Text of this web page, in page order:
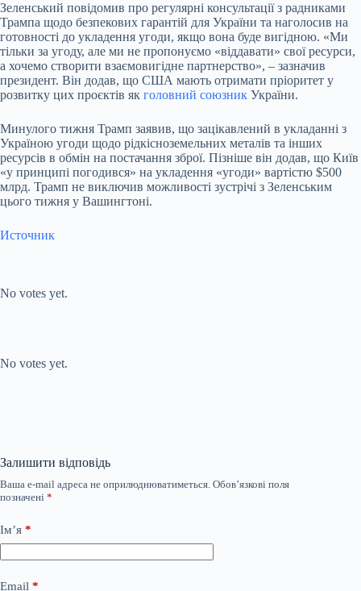
Зеленський повідомив про регулярні консультації з радниками
Трампа щодо безпекових гарантій для України та наголосив на
готовності до укладення угоди, якщо вона буде вигідною. «Ми
тільки за угоду, але ми не пропонуємо «віддавати» свої ресурси,
а хочемо створити взаємовигідне партнерство», – зазначив
президент. Він додав, що США мають отримати пріоритет у
розвитку цих проєктів як головний союзник України.
Минулого тижня Трамп заявив, що зацікавлений в укладанні з
Україною угоди щодо рідкісноземельних металів та інших
ресурсів в обмін на постачання зброї. Пізніше він додав, що Київ
«у принципі погодився» на укладення «угоди» вартістю $500
млрд. Трамп не виключив можливості зустрічі з Зеленським
цього тижня у Вашингтоні.
Источник
No votes yet.
No votes yet.
Залишити відповідь
Ваша e-mail адреса не оприлюднюватиметься. Обов’язкові поля
позначені *
Ім’я *
Email *